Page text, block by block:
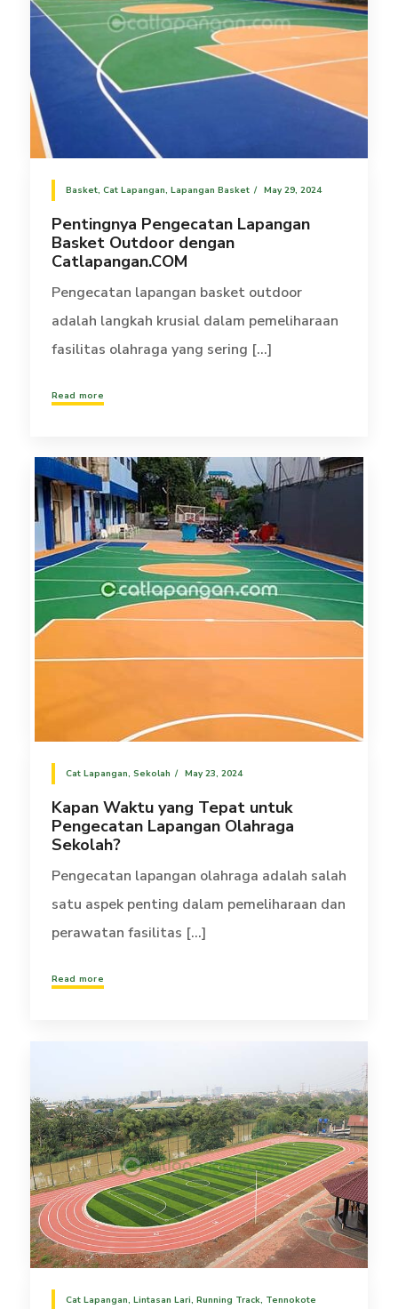
Basket, Cat Lapangan, Lapangan Basket May 29, 2024
Pentingnya Pengecatan Lapangan
Basket Outdoor dengan
Catlapangan.COM
Pengecatan lapangan basket outdoor
adalah langkah krusial dalam pemeliharaan
fasilitas olahraga yang sering [...]
Read more
Cat Lapangan, Sekolah May 23, 2024
Kapan Waktu yang Tepat untuk
Pengecatan Lapangan Olahraga
Sekolah?
Pengecatan lapangan olahraga adalah salah
satu aspek penting dalam pemeliharaan dan
perawatan fasilitas [...]
Read more
Cat Lapangan, Lintasan Lari, Running Track, Tennokote